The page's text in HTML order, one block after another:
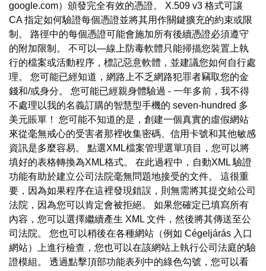
google.com）頒發完全有效的憑證。 X.509 v3 格式可讓
CA 指定如何驗證每個憑證並將其用作關鍵擴充的約束或限
制。 路徑中的每個憑證可能會施加所有後續憑證必須遵守
的附加限制。 不可以—線上防毒軟體只能掃描您裝置上執
行的檔案或活動程序，標記惡意軟體，並建議您如何自行處
理。 您可能已經知道，網路上不乏網路犯罪者竊取您的金
錢和/或身分。 您可能已經親身體驗過 - 一年多前，我不得
不處理以我的名義訂購的智慧型手機的 seven-hundred 多
美元賬單！ 您可能不知道的是，創建一個真實的虛假網站
來從毫無戒心的受害者那裡收集密碼、信用卡號和其他敏感
資訊是多麼容易。 點選XML檔案管理選單項目，您可以將
填好的表格轉換為XML格式。 在此過程中，自動XML 驗證
功能有助於建立公司法院毫無問題地接受的文件。 這很重
要，因為如果程序在這裡發現錯誤，則無需將其提交給公司
法院，因為您可以肯定會被拒絕。 如果您確定已填寫所有
內容，您可以選擇繼續產生 XML 文件，然後將其傳送至公
司法院。 您也可以稍後在各種網站（例如 Cégeljárás 入口
網站）上進行檢查，您也可以在該網站上執行公司法庭的驗
證模組。 透過點擊頂部功能表列中的綠色勾號，您可以看